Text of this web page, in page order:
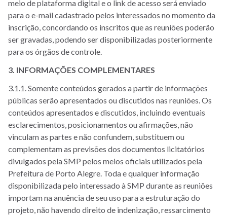
meio de plataforma digital e o link de acesso será enviado
para o e-mail cadastrado pelos interessados no momento da
inscrição, concordando os inscritos que as reuniões poderão
ser gravadas, podendo ser disponibilizadas posteriormente
para os órgãos de controle.
3. INFORMAÇÕES COMPLEMENTARES
3.1.1. Somente conteúdos gerados a partir de informações
públicas serão apresentados ou discutidos nas reuniões. Os
conteúdos apresentados e discutidos, incluindo eventuais
esclarecimentos, posicionamentos ou afirmações, não
vinculam as partes e não confundem, substituem ou
complementam as previsões dos documentos licitatórios
divulgados pela SMP pelos meios oficiais utilizados pela
Prefeitura de Porto Alegre. Toda e qualquer informação
disponibilizada pelo interessado à SMP durante as reuniões
importam na anuência de seu uso para a estruturação do
projeto, não havendo direito de indenização, ressarcimento